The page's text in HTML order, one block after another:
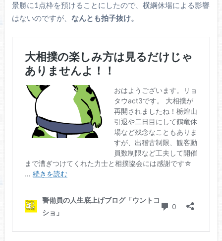
景勝に1点枠を預けることにしたので、横綱休場による影響
はないのですが、 なんとも拍子抜け。